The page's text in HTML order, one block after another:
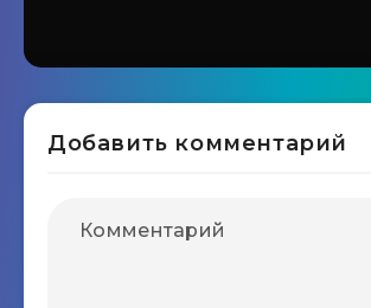
Добавить комментарий